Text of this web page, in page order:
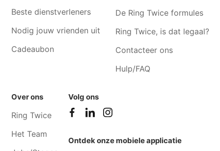
Beste dienstverleners
Nodig jouw vrienden uit
Cadeaubon
De Ring Twice formules
Ring Twice, is dat legaal?
Contacteer ons
Hulp/FAQ
Over ons
Ring Twice
Het Team
Volg ons
Ontdek onze mobiele applicatie